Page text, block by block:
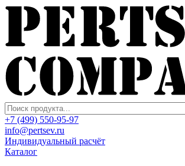
+7 (499) 550-95-97
info@pertsev.ru
Индивидуальный расчёт
Каталог